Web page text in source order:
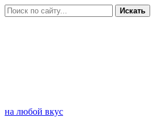
Искать
на любой вкус